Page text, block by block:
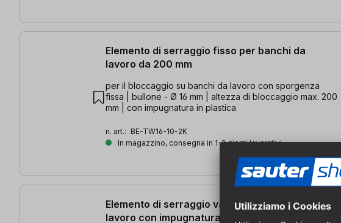
Elemento di serraggio fisso per banchi da
lavoro da 200 mm
per il bloccaggio su banchi da lavoro con sporgenza
fissa | bullone - Ø 16 mm | altezza di bloccaggio max. 200
mm | con impugnatura in plastica
n. art.: BE-TW16-10-2K
In magazzino, consegna in 1-2 giorni lavorativi
Elemento di serraggio variabile per banchi da
lavoro con impugnatura 2K